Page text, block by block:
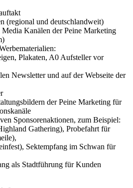
(regional und deutschlandweit)
Kanälen der Peine Marketing
Plakaten, A0 Aufsteller vor
Newsletter und auf der Webseite der
der Peine Marketing für
Sponsorenaktionen, zum Beispiel:
Gathering), Probefahrt für
Sektempfang im Schwan für
als Stadtführung für Kunden